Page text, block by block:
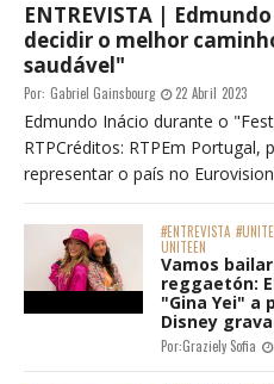
ENTREVISTA |
decidir o melhor
saudável"
Por: Gabriel Gainsbourg 22 Abril 2023
Edmundo Inácio durante o
RTPCréditos: RTPEm Portugal,
representar o país no
#ENTREVISTA
UNITEEN
Vamos
reggaetón:
"Gina Yei" a
Disney
Por:Graziely Sofia